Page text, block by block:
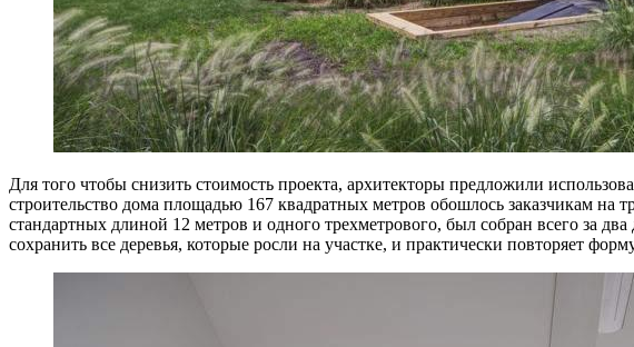
Для того чтобы снизить стоимость проекта, архитекторы предложили
строительство дома площадью 167 квадратных метров обошлось заказчикам
стандартных длиной 12 метров и одного трехметрового, был собран всего за
сохранить все деревья, которые росли на участке, и практически повторяет